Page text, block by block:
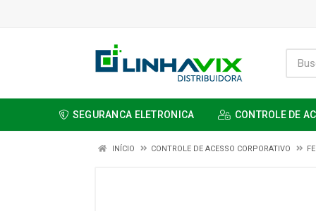
SEGURANCA ELETRONICA CONTROLE DE
INÍCIO CONTROLE DE ACESSO CORPORATIVO